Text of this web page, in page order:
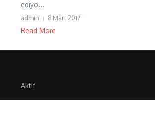
ediyo...
admin 8 Mart 2017
Read More
Aktif